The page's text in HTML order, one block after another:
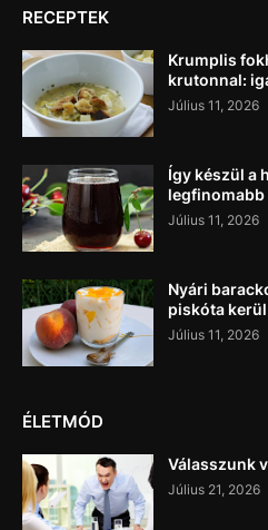
RECEPTEK
Krumplis
krutonnal:
Július 11, 2026
Így készül a
Július 11, 2026
Nyári
piskóta
Július 11, 2026
ÉLETMÓD
Válasszunk
Július 21, 2026